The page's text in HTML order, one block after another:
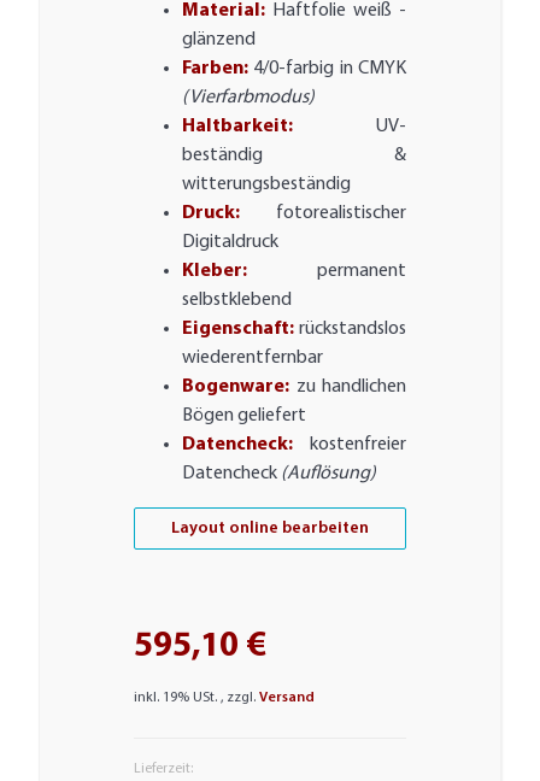
Material:Haftfolie weiß -
glänzend
Farben:4/0-farbig in CMYK
(Vierfarbmodus)
Haltbarkeit:UV-
beständig &
witterungsbeständig
Druck:fotorealistischer
Digitaldruck
Kleber:permanent
selbstklebend
Eigenschaft:rückstandslos
wiederentfernbar
Bogenware:zu handlichen
Bögen geliefert
Datencheck:kostenfreier
Datencheck (Auflösung)
Layout online bearbeiten
595,10 €
inkl. 19% USt. , zzgl. Versand
Lieferzeit: